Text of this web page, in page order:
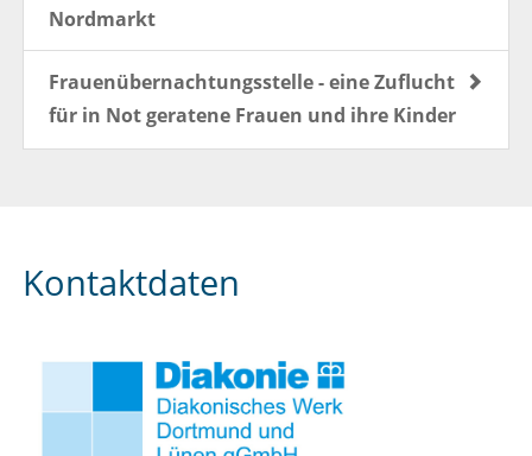
Nordmarkt
Frauenübernachtungsstelle - eine Zuflucht
für in Not geratene Frauen und ihre Kinder
Kontaktdaten